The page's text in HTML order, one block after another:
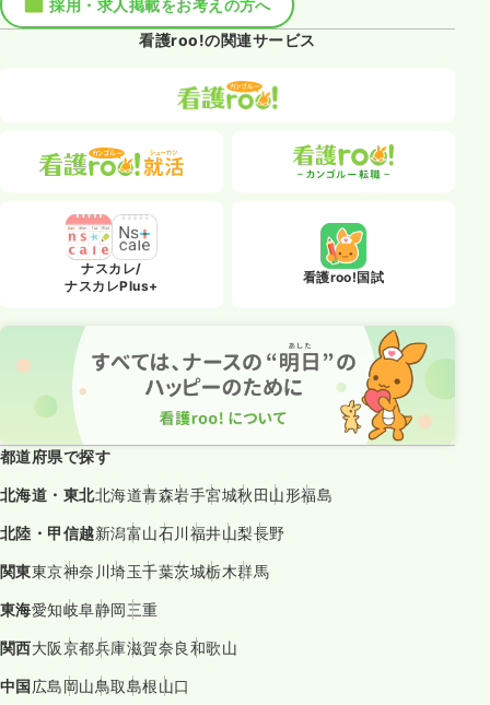
採用・求人掲載をお考えの方へ
看護roo!の関連サービス
ナスカレ/
ナスカレPlus+
看護roo!国試
都道府県で探す
北海道・東北北海道青森岩手宮城秋田山形福島
北陸・甲信越新潟富山石川福井山梨長野
関東東京神奈川埼玉千葉茨城栃木群馬
東海愛知岐阜静岡三重
関西大阪京都兵庫滋賀奈良和歌山
中国広島岡山鳥取島根山口